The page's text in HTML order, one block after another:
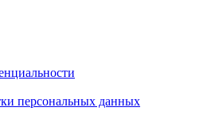
персональных данных